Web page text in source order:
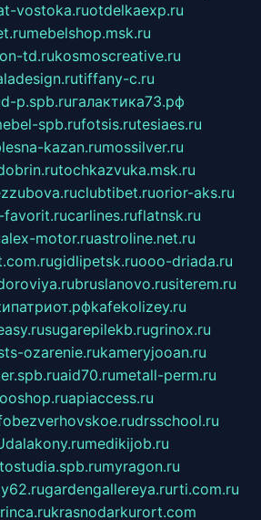
vostoka.ruotdelkaexp.ru
mebelshop.msk.ru
td.rukosmoscreative.ru
tiffany-c.ru
d-p.spb.ruгалактика73.рф
spb.rufotsis.rutesiaes.ru
kazan.rumossilver.ru
tochkazvuka.msk.ru
clubtibet.ruorior-aks.ru
favorit.rucarlines.ruflatnsk.ru
alex-motor.ruastroline.net.ru
gidlipetsk.ruooo-driada.ru
bruslanovo.rusiterem.ru
kafekolizey.ru
sugarepilekb.rugrinox.ru
ozarenie.rukameryjooan.ru
aid70.rumetall-perm.ru
apiaccess.ru
bezverhovskoe.rudrsschool.ru
dalakony.rumedikijob.ru
myragon.ru
gardengallereya.rurti.com.ru
krasnodarkurort.com